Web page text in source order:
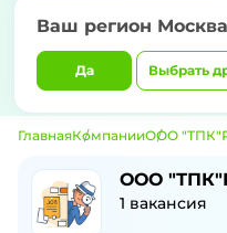
Ваш регион Москва
Да Выбрать
ГлавнаяКомпанииООО
Отзывы о
ООО
1 вакансия